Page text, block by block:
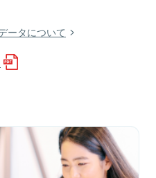
ータについて